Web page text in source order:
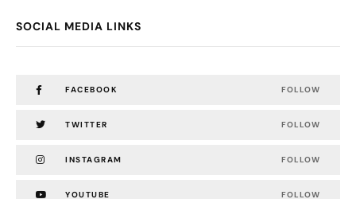
SOCIAL MEDIA LINKS
FACEBOOK FOLLOW
TWITTER FOLLOW
INSTAGRAM FOLLOW
YOUTUBE FOLLOW